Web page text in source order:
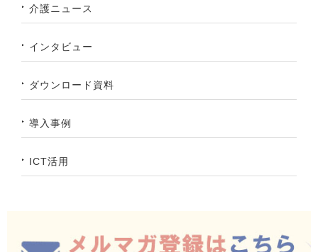
介護ニュース
インタビュー
ダウンロード資料
導入事例
ICT活用